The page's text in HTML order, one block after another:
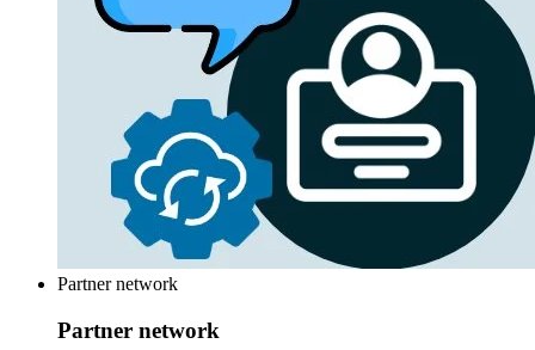
Partner network
Partner network